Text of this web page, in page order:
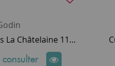
Cuisinière à bois La Châtelaine 11Kw coloris noir - Godin Réf. 240165 (remplace réf. 6155)